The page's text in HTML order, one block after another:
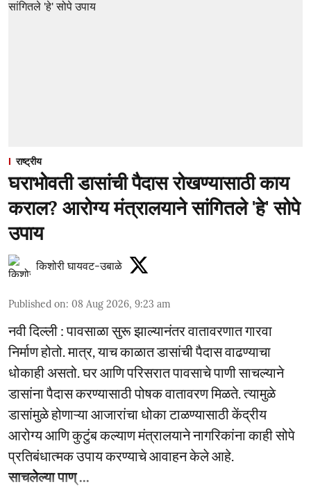
राष्ट्रीय
घराभोवती डासांची पैदास रोखण्यासाठी काय
कराल? आरोग्य मंत्रालयाने सांगितले 'हे' सोपे
उपाय
किशोरी घायवट-उबाळे
Published on: 08 Aug 2026, 9:23 am
नवी दिल्ली : पावसाळा सुरू झाल्यानंतर वातावरणात गारवा
निर्माण होतो. मात्र, याच काळात डासांची पैदास वाढण्याचा
धोकाही असतो. घर आणि परिसरात पावसाचे पाणी साचल्याने
डासांना पैदास करण्यासाठी पोषक वातावरण मिळते. त्यामुळे
डासांमुळे होणाऱ्या आजारांचा धोका टाळण्यासाठी केंद्रीय
आरोग्य आणि कुटुंब कल्याण मंत्रालयाने नागरिकांना काही सोपे
प्रतिबंधात्मक उपाय करण्याचे आवाहन केले आहे.
साचलेल्या पाण् ...